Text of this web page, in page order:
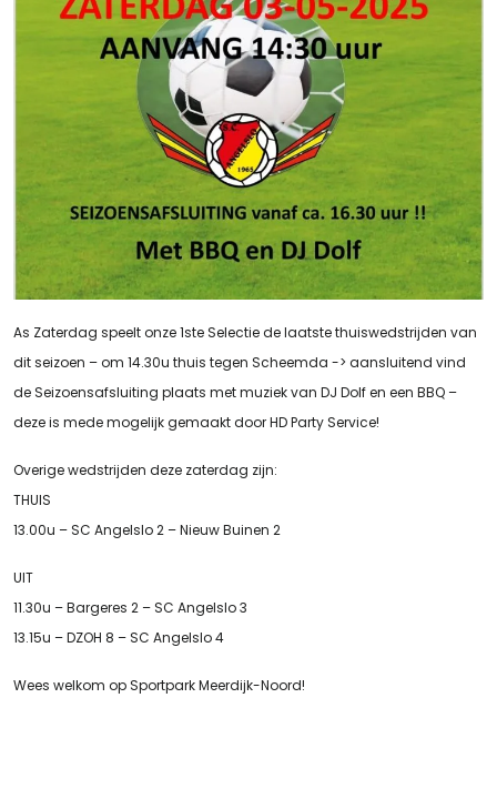
As Zaterdag speelt onze 1ste Selectie de laatste thuiswedstrijden van
dit seizoen – om 14.30u thuis tegen Scheemda -> aansluitend vind
de Seizoensafsluiting plaats met muziek van DJ Dolf en een BBQ –
deze is mede mogelijk gemaakt door HD Party Service!
Overige wedstrijden deze zaterdag zijn:
THUIS
13.00u – SC Angelslo 2 – Nieuw Buinen 2
UIT
11.30u – Bargeres 2 – SC Angelslo 3
13.15u – DZOH 8 – SC Angelslo 4
Wees welkom op Sportpark Meerdijk-Noord!